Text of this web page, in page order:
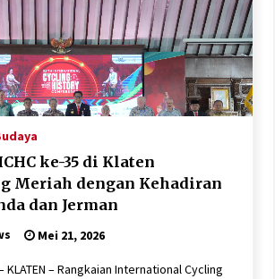
ke-35 di Klaten
Meriah dengan Kehadiran
dan Jerman
Mei 21, 2026
– Rangkaian International Cycling